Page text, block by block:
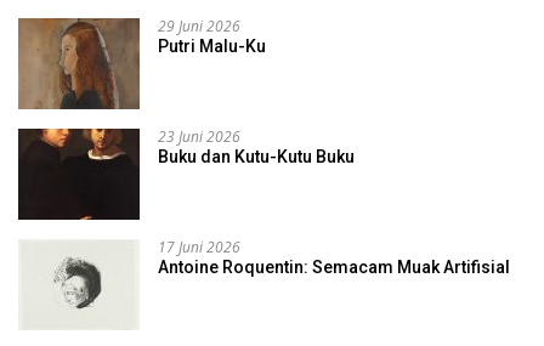
29 Juni 2026
Putri Malu-Ku
23 Juni 2026
Buku dan Kutu-Kutu Buku
17 Juni 2026
Antoine Roquentin: Semacam Muak Artifisial